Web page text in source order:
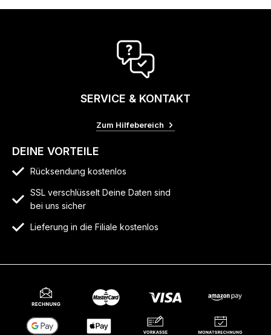
SERVICE & KONTAKT
Zum Hilfebereich
DEINE VORTEILE
Rücksendung kostenlos
SSL verschlüsselt Deine Daten sind
bei uns sicher
Lieferung in die Filiale kostenlos